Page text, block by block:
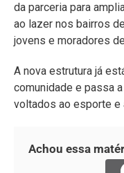
da parceria para
ao lazer nos bairros
jovens e moradores
A nova estrutura já
comunidade e passa
voltados ao esporte e
Achou essa